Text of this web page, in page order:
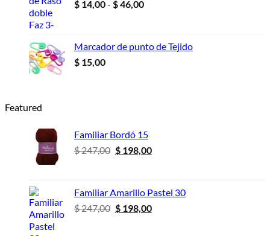
hasta
$ 14,00- $46,00Rango
desde
$ 14,00
Marcador de punto de Tejido
$ 15,00
Featured
Familiar Bordó 15
$247,00 El
$ 247,00.
$198,00El
es:
$ 198,00.
Familiar Amarillo Pastel 30
$247,00 El
$198,00El